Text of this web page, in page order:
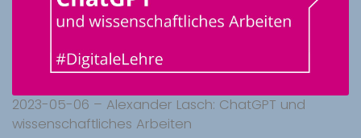
2023-05-06 – Alexander Lasch: ChatGPT und
wissenschaftliches Arbeiten